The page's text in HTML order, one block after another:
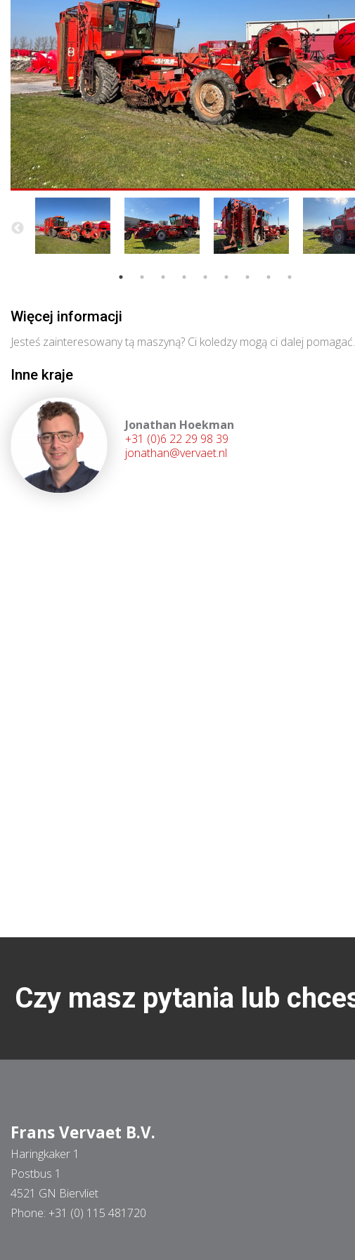
Więcej informacji
Jesteś zainteresowany tą maszyną? Ci koledzy mogą ci dalej pomagać.
Inne kraje
Jonathan Hoekman
+31 (0)6 22 29 98 39
jonathan@vervaet.nl
Czy masz pytania lub
Frans Vervaet B.V.
Haringkaker 1
Postbus 1
4521 GN Biervliet
Phone: +31 (0) 115 481720